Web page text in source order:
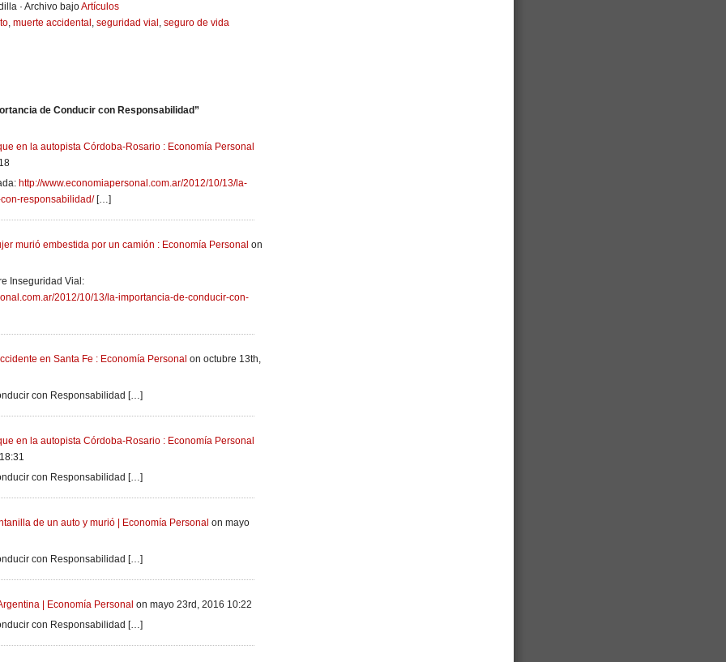
· Archivo bajoArtículos
, muerte accidental , seguridad vial , seguro de vida
de Conducir con Responsabilidad”
en la autopista Córdoba-Rosario : Economía Personal
http://www.economiapersonal.com.ar/2012/10/13/la-
responsabilidad/[…]
murió embestida por un camión : Economía Personal on
Inseguridad Vial:
2012/10/13/la-importancia-de-conducir-con-
en Santa Fe : Economía Personal on octubre 13th,
con Responsabilidad […]
en la autopista Córdoba-Rosario : Economía Personal
con Responsabilidad […]
de un auto y murió | Economía Personal on mayo
con Responsabilidad […]
| Economía Personal on mayo 23rd, 2016 10:22
con Responsabilidad […]